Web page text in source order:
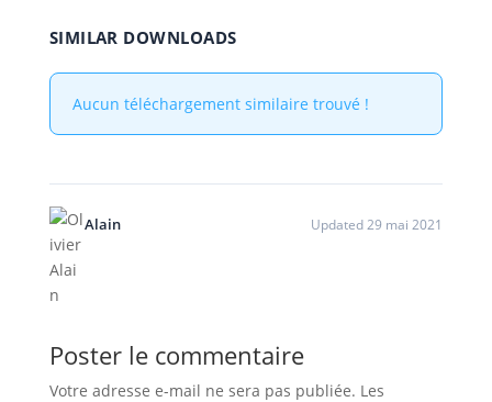
SIMILAR DOWNLOADS
Aucun téléchargement similaire trouvé !
Alain Updated 29 mai 2021
Poster le commentaire
Votre adresse e-mail ne sera pas publiée. Les